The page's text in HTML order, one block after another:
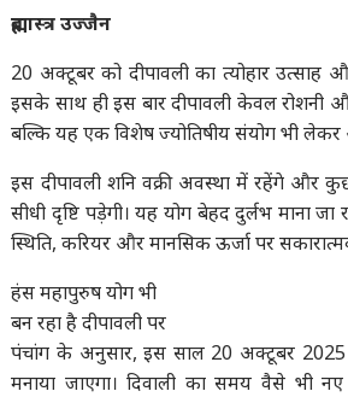
ब्रह्मास्त्र उज्जैन
20 अक्टूबर को दीपावली का त्योहार उत्साह
इसके साथ ही इस बार दीपावली केवल रोशनी
बल्कि यह एक विशेष ज्योतिषीय संयोग भी लेकर
इस दीपावली शनि वक्री अवस्था में रहेंगे और
सीधी दृष्टि पड़ेगी। यह योग बेहद दुर्लभ माना
स्थिति, करियर और मानसिक ऊर्जा पर
हंस महापुरुष योग भी
बन रहा है दीपावली पर
पंचांग के अनुसार, इस साल 20 अक्टूबर 2025
मनाया जाएगा। दिवाली का समय वैसे भी